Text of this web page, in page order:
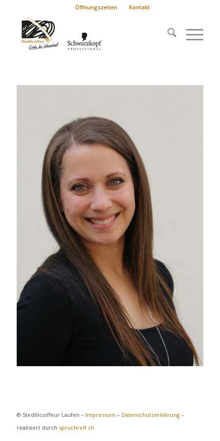
Öffnungszeiten Kontakt
© Stedtlicoiffeur Laufen – Impressum – Datenschutzerklärung–
realisiert durch spruchreif.ch